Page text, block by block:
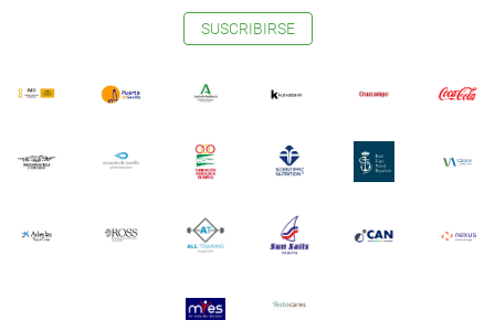
SUSCRIBIRSE